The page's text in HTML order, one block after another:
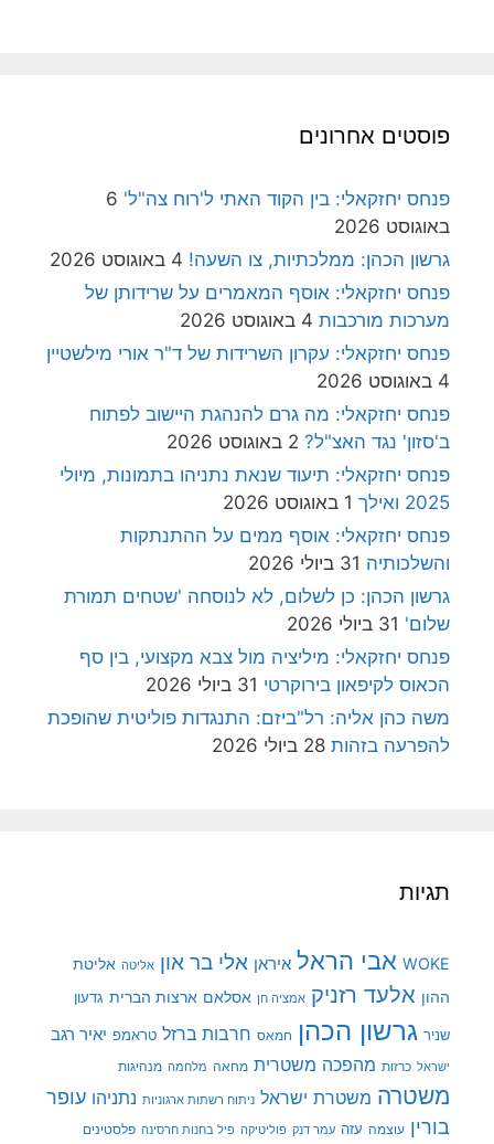
פוסטים אחרונים
פנחס יחזקאלי: בין הקוד האתי ל'רוח צה"ל' 6
באוגוסט 2026
גרשון הכהן: ממלכתיות, צו השעה! 4 באוגוסט 2026
פנחס יחזקאלי: אוסף המאמרים על שרידותן של
מערכות מורכבות 4 באוגוסט 2026
פנחס יחזקאלי: עקרון השרידות של ד"ר אורי מילשטיין
4 באוגוסט 2026
פנחס יחזקאלי: מה גרם להנהגת היישוב לפתוח
ב'סזון' נגד האצ"ל? 2 באוגוסט 2026
פנחס יחזקאלי: תיעוד שנאת נתניהו בתמונות, מיולי
2025 ואילך
1 באוגוסט 2026
פנחס יחזקאלי: אוסף ממים על ההתנתקות
והשלכותיה 31 ביולי 2026
גרשון הכהן: כן לשלום, לא לנוסחה 'שטחים תמורת
שלום' 31 ביולי 2026
פנחס יחזקאלי: מיליציה מול צבא מקצועי, בין סף
הכאוס לקיפאון בירוקרטי 31 ביולי 2026
משה כהן אליה: רל"ביזם: התנגדות פוליטית שהופכת
להפרעה בזהות 28 ביולי 2026
תגיות
WOKE אבי הראל איראן אלי בר און אליטה אליטת
ההון אלעד רזניק אמציה חן אסלאם ארצות הברית גדעון
שניר גרשון הכהן חמאס חרבות ברזל טראמפ יאיר רגב
ישראל כרזות מהפכה משטרית מחאה מלחמה מנהיגות
משטרה משטרת ישראל ניתוח רשתות ארגוניות נתניהו עופר
בורין עוצמה עזה עמר דנק פוליטיקה פיל בחנות חרסינה פלסטינים